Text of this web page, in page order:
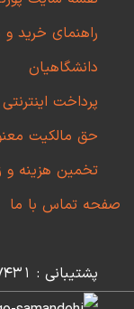
راهنمای خرید
دانشگاهیان
پرداخت
حق مالکیت
تخمین هزینه و
صفحه تماس با ما
پشتیبانی : 09393887431